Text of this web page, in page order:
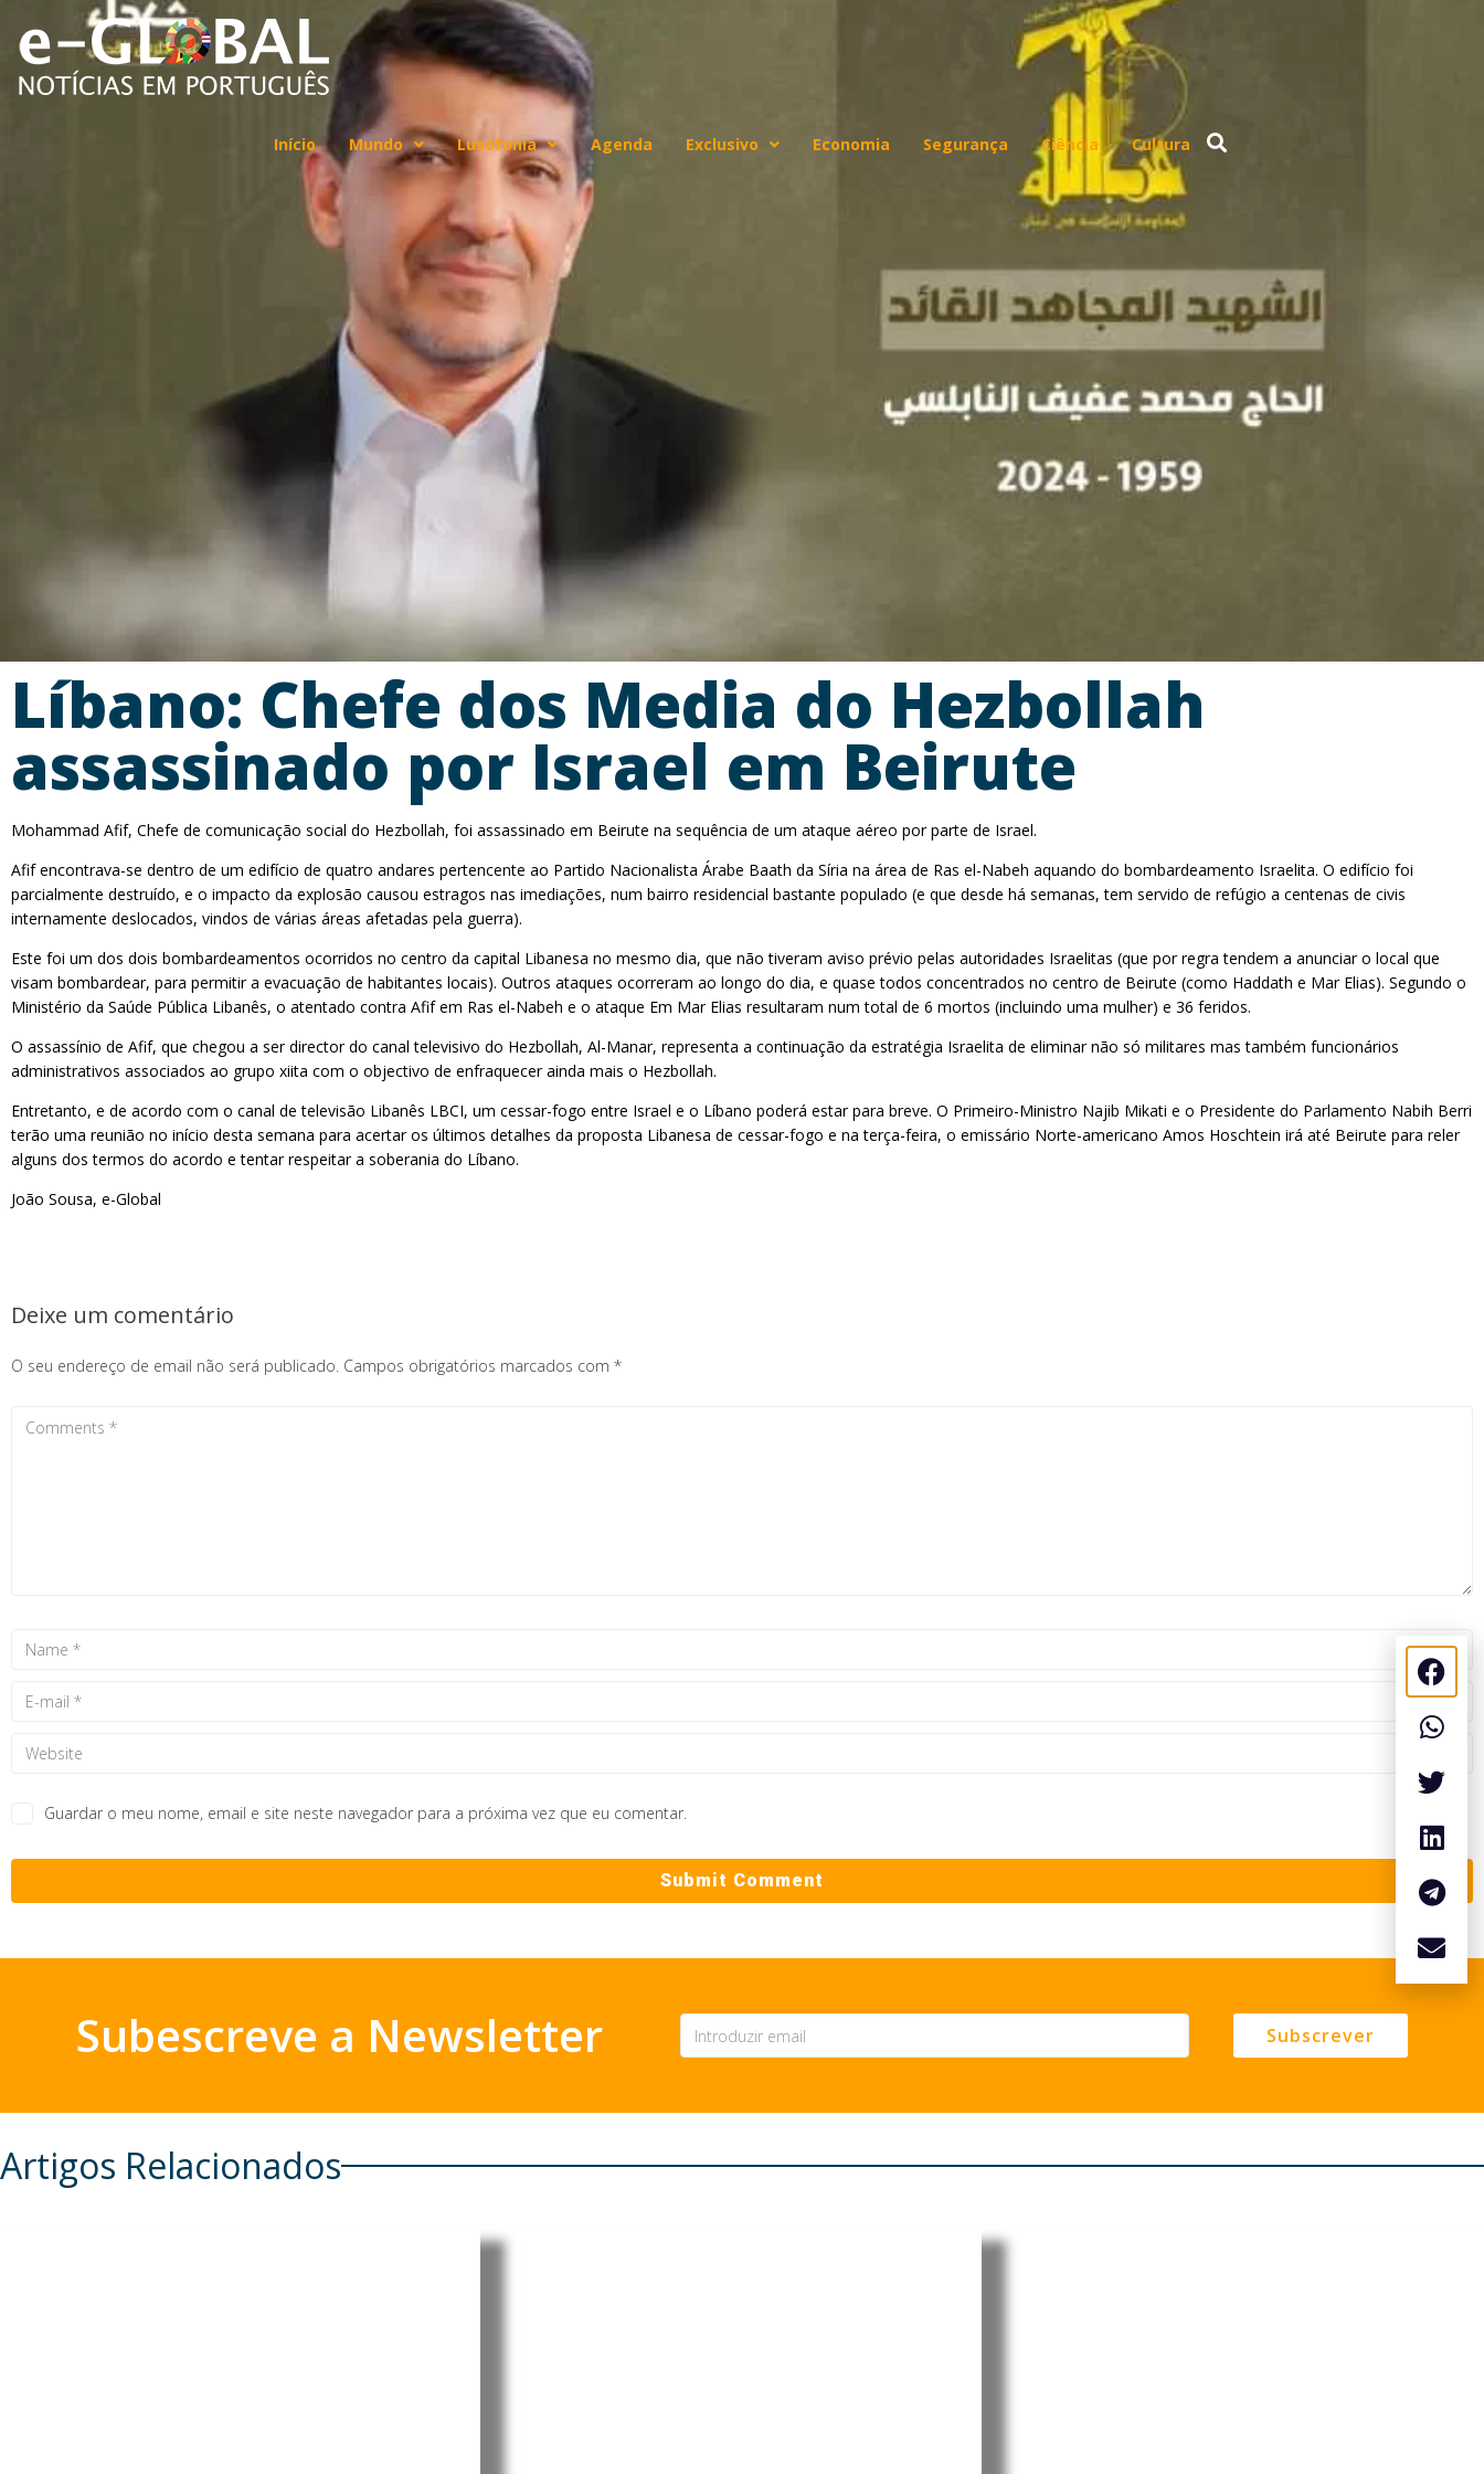
Início Mundo Lusofonia Agenda Exclusivo Economia Segurança Ciência Cultura
Líbano: Chefe dos Media do Hezbollah
assassinado por Israel em Beirute
Mohammad Afif, Chefe de comunicação social do Hezbollah, foi assassinado em Beirute na sequência de um ataque aéreo por parte de Israel.
Afif encontrava-se dentro de um edifício de quatro andares pertencente ao Partido Nacionalista Árabe Baath da Síria na área de Ras el-Nabeh aquando do bombardeamento Israelita. O edifício foi
parcialmente destruído, e o impacto da explosão causou estragos nas imediações, num bairro residencial bastante populado (e que desde há semanas, tem servido de refúgio a centenas de civis
internamente deslocados, vindos de várias áreas afetadas pela guerra).
Este foi um dos dois bombardeamentos ocorridos no centro da capital Libanesa no mesmo dia, que não tiveram aviso prévio pelas autoridades Israelitas (que por regra tendem a anunciar o local que
visam bombardear, para permitir a evacuação de habitantes locais). Outros ataques ocorreram ao longo do dia, e quase todos concentrados no centro de Beirute (como Haddath e Mar Elias). Segundo o
Ministério da Saúde Pública Libanês, o atentado contra Afif em Ras el-Nabeh e o ataque Em Mar Elias resultaram num total de 6 mortos (incluindo uma mulher) e 36 feridos.
O assassínio de Afif, que chegou a ser director do canal televisivo do Hezbollah, Al-Manar, representa a continuação da estratégia Israelita de eliminar não só militares mas também funcionários
administrativos associados ao grupo xiita com o objectivo de enfraquecer ainda mais o Hezbollah.
Entretanto, e de acordo com o canal de televisão Libanês LBCI, um cessar-fogo entre Israel e o Líbano poderá estar para breve. O Primeiro-Ministro Najib Mikati e o Presidente do Parlamento Nabih Berri
terão uma reunião no início desta semana para acertar os últimos detalhes da proposta Libanesa de cessar-fogo e na terça-feira, o emissário Norte-americano Amos Hoschtein irá até Beirute para reler
alguns dos termos do acordo e tentar respeitar a soberania do Líbano.
João Sousa, e-Global
Deixe um comentário
O seu endereço de email não será publicado. Campos obrigatórios marcados com *
Guardar o meu nome, email e site neste navegador para a próxima vez que eu comentar.
Subescreve a Newsletter Subscrever
Artigos Relacionados